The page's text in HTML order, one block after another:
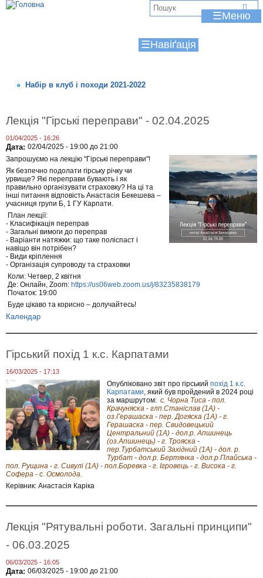
Jump to navigation
☰
☰
Набір в клуб і походи 2021-2022
Лекція "Гірські переправи" - 02.04.2025
01/04/2025 - 16:26
Дата: 02/04/2025 - 19:00 до 21:00
Запрошуємо на лекцію "Гірські переправи"!
Як безпечно подолати гірську річку чи
урвище? Які переправи бувають і як
правильно організувати страховку? На ці та
інші питання відповість Анастасія Бекешева –
учасниця групи Б, 1 ГУ Карпати.
План лекції:
- Класифікація переправ
- Загальні вимоги до переправ
- Варіанти натяжки: що таке поліспаст і
навіщо він потрібен?
- Види кріплення
- Організація супроводу та страховки
Коли: Четвер, 2 квітня
Де: Онлайн, Zoom: https://us06web.zoom.us/j/83235838179
Початок: 19:00
Буде цікаво та корисно – долучайтесь!
Календар
Гірський похід 1 к.с. Карпатами
16/03/2025 - 17:13
Опубліковано звіт про гірський похід 1 к.с.
Карпатами , який був пройдений в 2024 році
за маршрутом: с. Чорна Тиса - пол.
Крачуняска - глп.Станіслав (1А) -
оз.Герашаска - пер. Догяска (1А) - г.
Герашаска - пер. Свидовецький
Центральний (1А) - дол.р. Апшинець
(оз.Апшинець) - г. Трояска -
пер.Турбатський Західний (1А) - дол. р.
Турбат - дол.р. Бертянка - дол.р.Плайська -
пол. Рущина - г. Сивулі (1А) - пол.Боревка - г. Ігровець - г. Висока - г.
Софера - с. Осмолода.
Керівник: Анастасія Каріка
Лекція "Рятувальні роботи. Загальні принципи"
- 06.03.2025
06/03/2025 - 16:05
Дата: 06/03/2025 - 19:00 до 21:00